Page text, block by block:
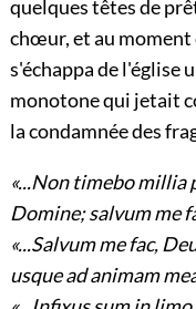
quelques têtes de
chœur, et au
s'échappa de l'église
monotone qui jetait
la condamnée des
«...Non timebo millia
Domine; salvum me
«...Salvum me fac,
usque ad animam